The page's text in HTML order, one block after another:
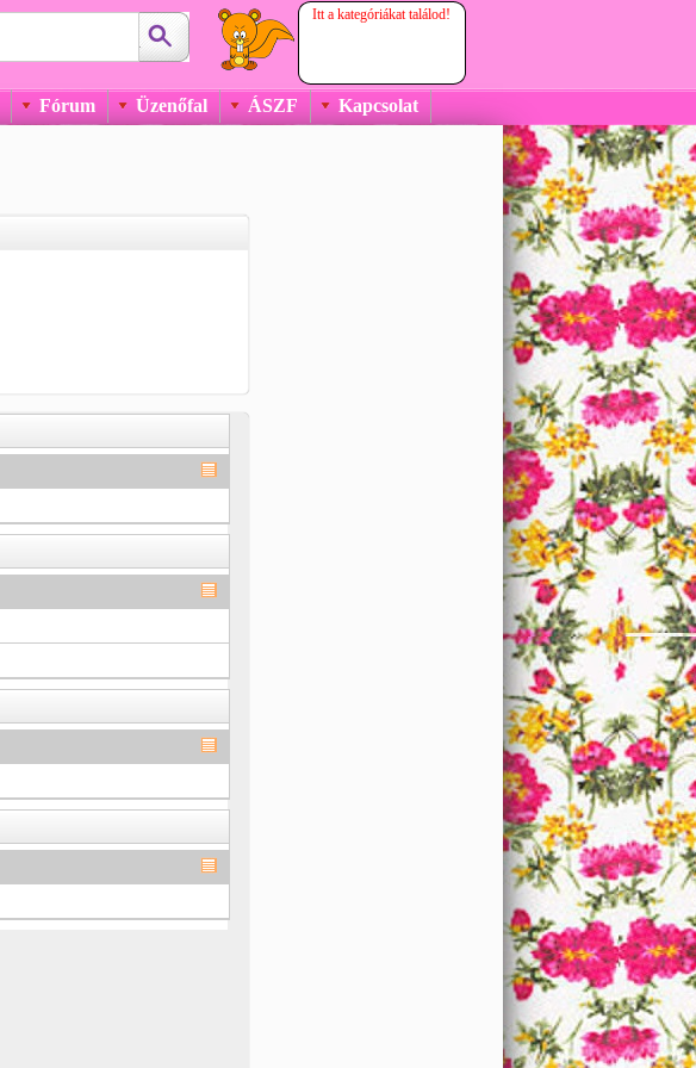
Itt a kategóriákat találod!
Fórum Üzenőfal ÁSZF Kapcsolat